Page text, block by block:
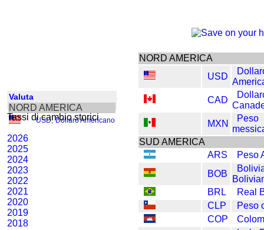
Valuta
NORD AMERICA
USD, Dollaro Americano
Tassi di cambio storici
2026
2025
2024
2023
2022
2021
2020
2019
2018
NORD AMERICA
USD
CAD
MXN
Peso
SUD AMERICA
ARS
Peso
BOB
BRL
Real
CLP
Peso
COP